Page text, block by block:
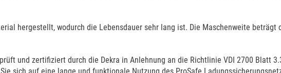
hergestellt, wodurch die Lebensdauer sehr lang ist. Die Maschenweite beträgt
und zertifiziert durch die Dekra in Anlehnung an die Richtlinie VDI 2700 Blatt